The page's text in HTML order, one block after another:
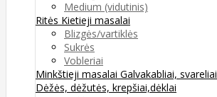
Medium (vidutinis)
Ritės Kietieji masalai
Blizgės/vartiklės
Sukrės
Vobleriai
Minkštieji masalai Galvakabliai, svareliai
Dėžės, dėžutės, krepšiai,dėklai